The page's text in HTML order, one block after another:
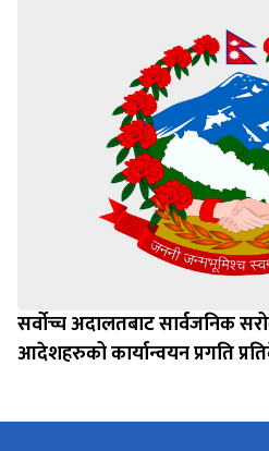
सर्वोच्च अदालतबाट सार्वजनिक
आदेशहरुको कार्यान्वयन प्रगति